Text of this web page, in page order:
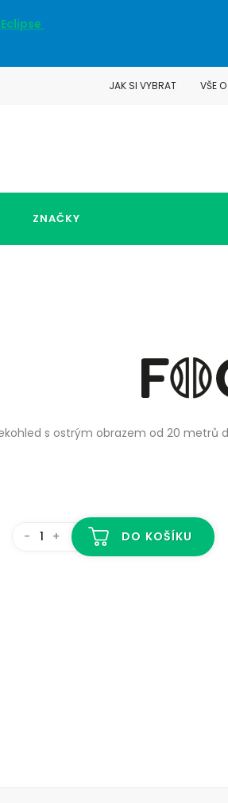
JAK SI VYBRAT VŠE
ZNAČKY
s ostrým obrazem od 20 metrů
- + DO KOŠÍKU